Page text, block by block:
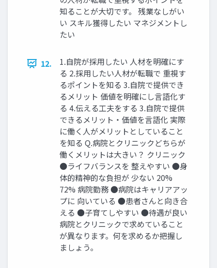
知ることが大切です。 残業なしがい
い スキル獲得したい マネジメントし
たい
12.
1.自院が採用したい 人材を明確にす
る 2.採用したい人材が転職で 重視す
るポイントを知る 3.自院で提供でき
るメリット 価値を明確にし言語化す
る 4.伝える工夫をする 3.自院で提供
できるメリット・価値を言語化 実際
に働く人がメリットとしていること
を知る Q.病院とクリニックどちらが
働くメリットは大きい？ クリニック
●ライフバランスを 整えやすい ●身
体的精神的な負担が 少ない 20%
72% 病院勤務 ●病院はキャリアアッ
プに 向いている ●患者さんと向き合
える ●子育てしやすい ●待遇が良い
病院とクリニックで求めていること
が異なります。何を求めるか把握し
ましょう。